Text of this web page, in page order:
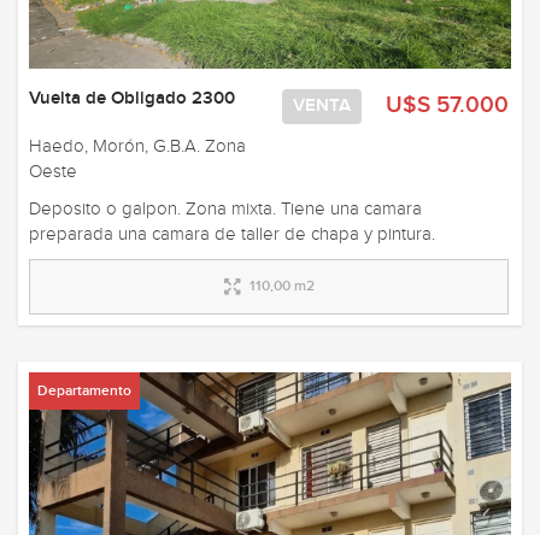
U$S 57.000
VENTA
Vuelta de Obligado 2300
Haedo, Morón, G.B.A. Zona
Oeste
Deposito o galpon. Zona mixta. Tiene una camara
preparada una camara de taller de chapa y pintura.
110,00 m2
Departamento